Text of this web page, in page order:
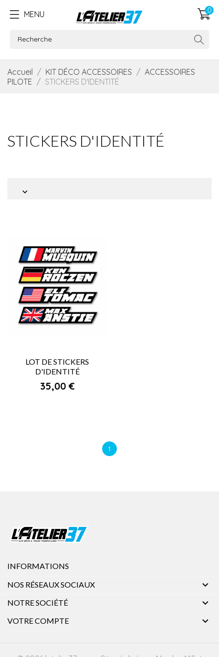
MENU 0
Accueil KIT DÉCO ACCESSOIRES
ACCESSOIRES
PILOTE
STICKERS D'IDENTITÉ
STICKERS D'IDENTITÉ

LOT DE STICKERS
D'IDENTITÉ
Prix
35,00 €
1
INFORMATIONS
NOS RÉSEAUX SOCIAUX

NOTRE SOCIÉTÉ 
VOTRE COMPTE 